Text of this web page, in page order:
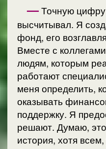
—Точную
высчитывал. Я
фонд, его
Вместе с
людям, которым
работают
меня определить,
оказывать
поддержку. Я
решают. Думаю,
история, хотя